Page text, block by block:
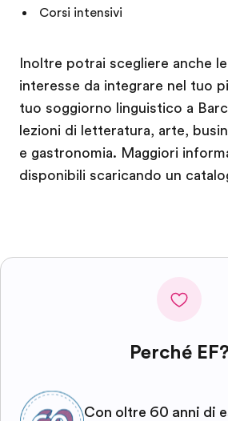
Corsi intensivi
Inoltre potrai scegliere anche
interesse da integrare nel tuo
tuo soggiorno linguistico a
lezioni di letteratura, arte,
e gastronomia. Maggiori
disponibili scaricando un
Perché
Con oltre 60 anni di